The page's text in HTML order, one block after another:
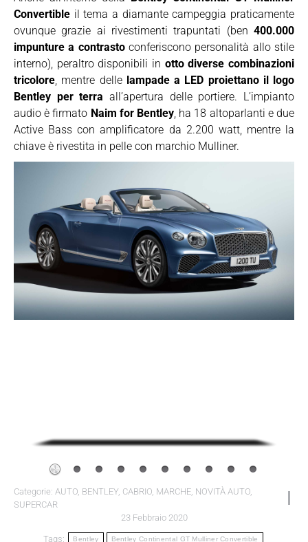
Convertible il tema a diamante campeggia praticamente
ovunque grazie ai rivestimenti trapuntati (ben 400.000
impunture a contrastoconferiscono personalità allo stile
interno), peraltro disponibili in otto diverse combinazioni
tricolore, mentre delle lampade a LED proiettano il logo
Bentley per terra all’apertura delle portiere. L’impianto
audio è firmato Naim for Bentley, ha 18 altoparlanti e due
Active Bass con amplificatore da 2.200 watt, mentre la
chiave è rivestita in pelle con marchio Mulliner.
Categorie: AUTO, BENTLEY, CABRIO, MARCHE, NOVITÀ AUTO,
SUPERCAR
23 Febbraio 2020
Tags: Bentley Bentley Continental GT Mulliner Convertible